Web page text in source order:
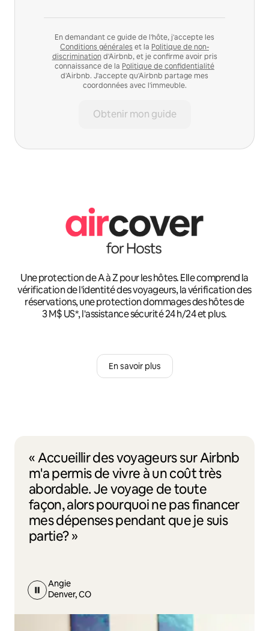
En demandant ce guide de l'hôte, j'accepte les
Conditions générales et la Politique de non-
discrimination d'Airbnb, et je confirme avoir pris
connaissance de la Politique de confidentialité
d'Airbnb. J'accepte qu'Airbnb partage mes
coordonnées avec l'immeuble.
Obtenir mon guide
Une protection de A à Z pour les hôtes. Elle comprend la
vérification de l'identité des voyageurs, la vérification des
réservations, une protection dommages des hôtes de
3 M$ US*, l'assistance sécurité 24 h/24 et plus.
En savoir plus
« Accueillir des voyageurs sur Airbnb
m'a permis de vivre à un coût très
abordable. Je voyage de toute
façon, alors pourquoi ne pas financer
mes dépenses pendant que je suis
partie? »
Angie
Denver, CO